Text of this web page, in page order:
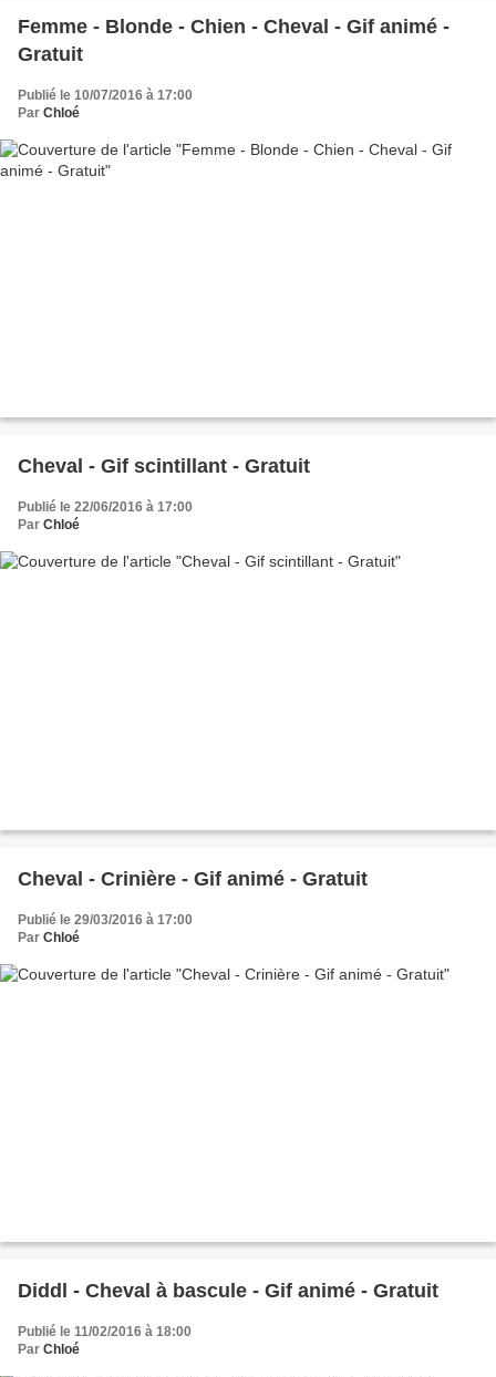
Femme - Blonde - Chien - Cheval - Gif animé -
Gratuit
Publié le 10/07/2016 à 17:00
Par Chloé
Cheval - Gif scintillant - Gratuit
Publié le 22/06/2016 à 17:00
Par Chloé
Cheval - Crinière - Gif animé - Gratuit
Publié le 29/03/2016 à 17:00
Par Chloé
Diddl - Cheval à bascule - Gif animé - Gratuit
Publié le 11/02/2016 à 18:00
Par Chloé